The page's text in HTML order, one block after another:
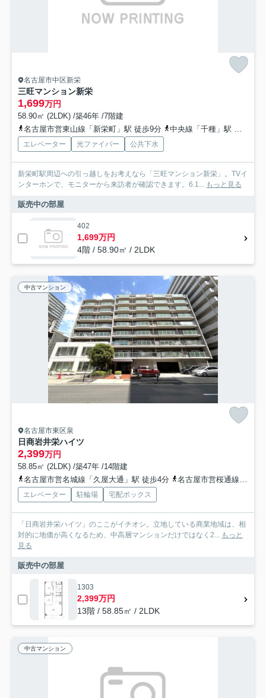
名古屋市中区新栄
三旺マンション新栄
1,699万円
58.90㎡ (2LDK) /築46年 /7階建
名古屋市営東山線「新栄町」駅 徒歩9分
中央線「千種」駅 徒歩12分
エレベーター 光ファイバー 公共下水
新栄町駅周辺への引っ越しをお考えなら「三旺マンション新栄」。TVイ
ンターホンで、モニターから来訪者が確認できます。6.1... もっと見る
販売中の部屋
402
1,699万円
4階 / 58.90㎡ / 2LDK
中古マンション
名古屋市東区泉
日商岩井栄ハイツ
2,399万円
58.85㎡ (2LDK) /築47年 /14階建
名古屋市営名城線「久屋大通」駅 徒歩4分
名古屋市営桜通線「久屋大通」駅 徒歩4分
エレベーター 駐輪場 宅配ボックス
「日商岩井栄ハイツ」のここがイチオシ。立地している商業地域は、相
対的に地価が高くなるため、中高層マンションだけではなく2... もっと
見る
販売中の部屋
1303
2,399万円
13階 / 58.85㎡ / 2LDK
中古マンション